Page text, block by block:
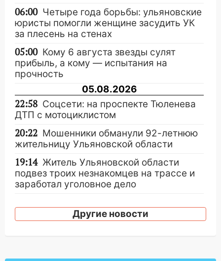
06:00 Четыре года борьбы: ульяновские
юристы помогли женщине засудить УК
за плесень на стенах
05:00 Кому 6 августа звезды сулят
прибыль, а кому — испытания на
прочность
05.08.2026
22:58 Соцсети: на проспекте Тюленева
ДТП с мотоциклистом
20:22 Мошенники обманули 92-летнюю
жительницу Ульяновской области
19:14 Житель Ульяновской области
подвез троих незнакомцев на трассе и
заработал уголовное дело
Ульяновской области
Другие новости